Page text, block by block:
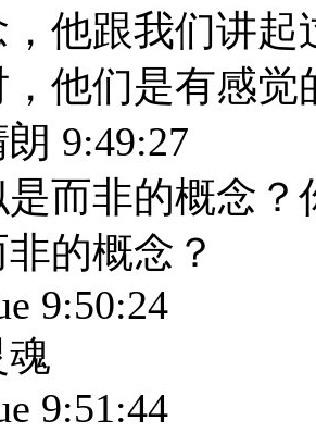
，他跟我们讲起
，他们是有感觉
朗 9:49:27
是而非的概念？
的概念？
9:50:24
魂
9:51:44